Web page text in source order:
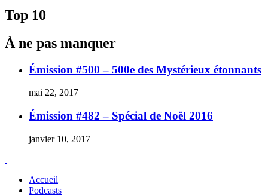
Top 10
À ne pas manquer
Émission #500 – 500e des Mystérieux étonnants
mai 22, 2017
Émission #482 – Spécial de Noël 2016
janvier 10, 2017
Accueil
Podcasts